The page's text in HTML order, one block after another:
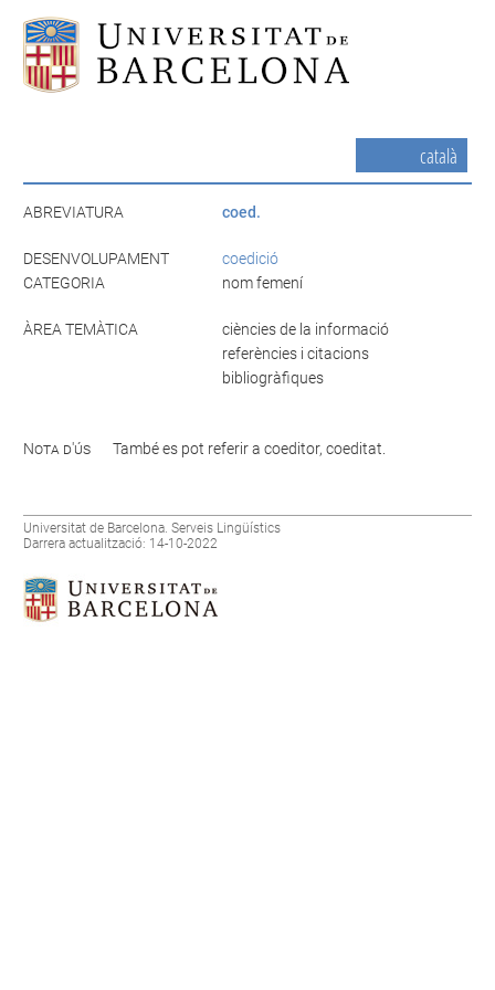
català
ABREVIATURA coed.
DESENVOLUPAMENT
coedició
CATEGORIA
nom femení
ÀREA TEMÀTICA
ciències de la informació
referències i citacions
bibliogràfiques
Nota d'ús També es pot referir a coeditor, coeditat.
Universitat de Barcelona. Serveis Lingüístics
Darrera actualització: 14-10-2022